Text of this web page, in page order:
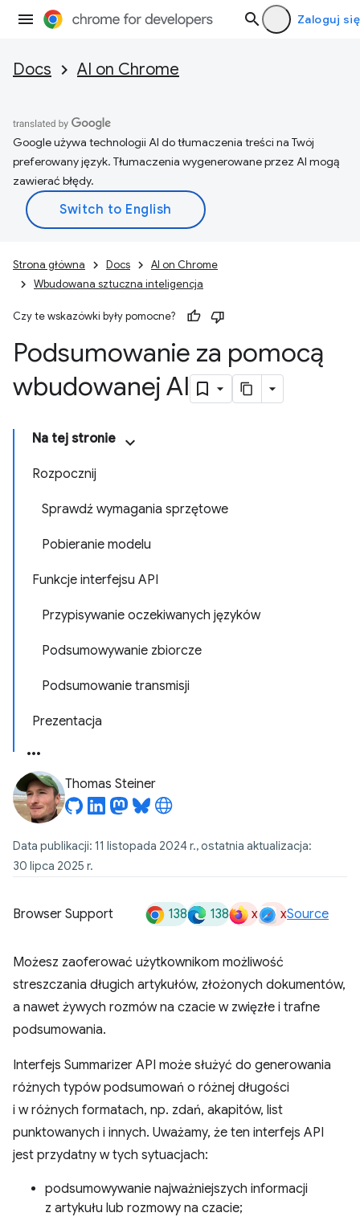
Zaloguj się
Docs AI on Chrome
Google używa technologii AI do tłumaczenia treści na Twój
preferowany język. Tłumaczenia wygenerowane przez AI mogą
zawierać błędy.
Strona główna Docs
AI on Chrome
Wbudowana sztuczna inteligencja
Czy te wskazówki były pomocne?
Podsumowanie za pomocą
wbudowanej AI
Na tej stronie
Rozpocznij
Sprawdź wymagania sprzętowe
Pobieranie modelu
Funkcje interfejsu API
Przypisywanie oczekiwanych języków
Podsumowywanie zbiorcze
Podsumowanie transmisji
Prezentacja
Thomas Steiner
Data publikacji: 11 listopada 2024 r., ostatnia aktualizacja:
30 lipca 2025 r.
Browser Support 138 138 x xSource
Możesz zaoferować użytkownikom możliwość
streszczania długich artykułów, złożonych dokumentów,
a nawet żywych rozmów na czacie w zwięzłe i trafne
podsumowania.
Interfejs Summarizer API może służyć do generowania
różnych typów podsumowań o różnej długości
i w różnych formatach, np. zdań, akapitów, list
punktowanych i innych. Uważamy, że ten interfejs API
jest przydatny w tych sytuacjach:
podsumowywanie najważniejszych informacji
z artykułu lub rozmowy na czacie;